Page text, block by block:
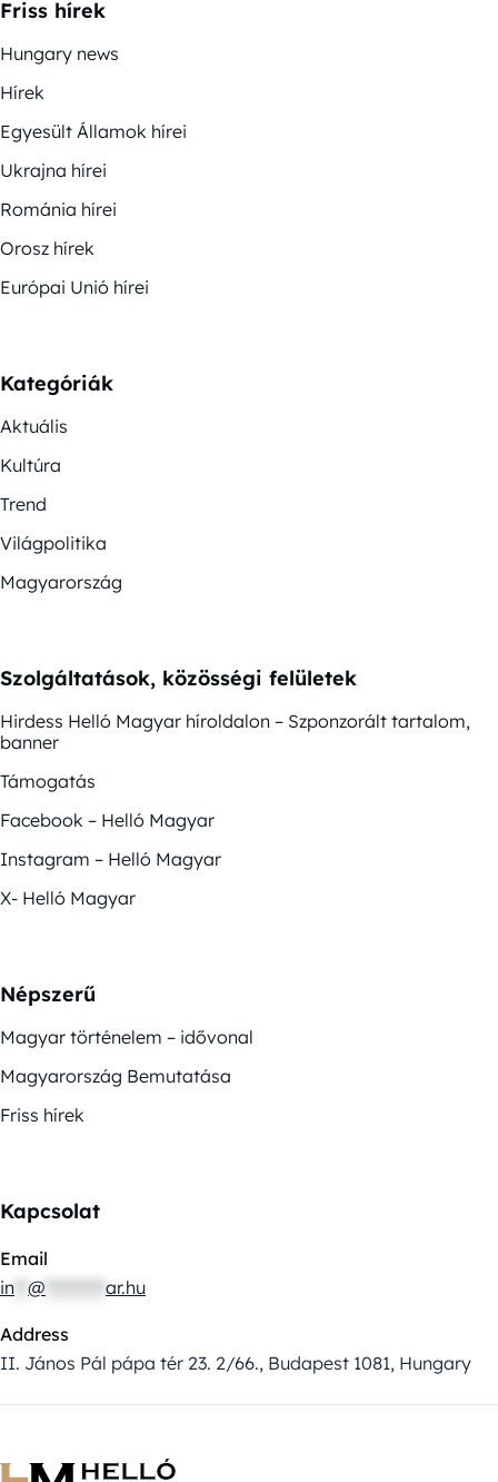
Friss hírek
Hungary news
Hírek
Egyesült Államok hírei
Ukrajna hírei
Románia hírei
Orosz hírek
Európai Unió hírei
Kategóriák
Aktuális
Kultúra
Trend
Világpolitika
Magyarország
Szolgáltatások, közösségi felületek
Hirdess Helló Magyar híroldalon – Szponzorált tartalom,
banner
Támogatás
Facebook – Helló Magyar
Instagram – Helló Magyar
X- Helló Magyar
Népszerű
Magyar történelem – idővonal
Magyarország Bemutatása
Friss hírek
Kapcsolat
Email
in @ ar.hu
Address
II. János Pál pápa tér 23. 2/66., Budapest 1081, Hungary